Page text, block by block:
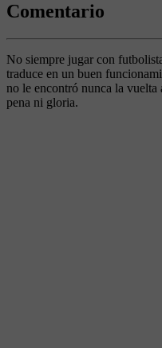
Comentario
No siempre jugar con
traduce en un buen
no le encontró nunca la
pena ni gloria.